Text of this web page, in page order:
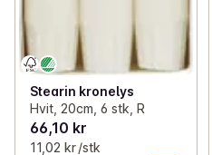
✓ Refleks
✓ Diverse husholdning
✓ Opptenning
Stearin kronelys
Hvit, 20cm, 6 stk, R
66,10 kr
11,02 kr /stk